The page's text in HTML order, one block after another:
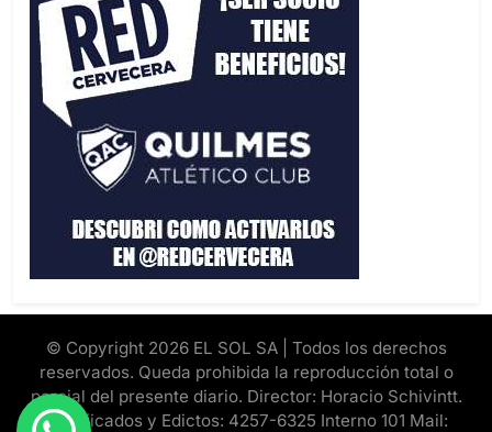
© Copyright 2026 EL SOL SA | Todos los derechos
reservados. Queda prohibida la reproducción total o
parcial del presente diario. Director: Horacio Schivintt.
Clasificados y Edictos: 4257-6325 Interno 101 Mail: